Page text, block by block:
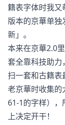
籍表字体时我
版本的京華单独
新」。
本来在京華2.0
套全靠科技助
扫一套和古籍
老京華时收集
61-1的字样）
上决定开干！